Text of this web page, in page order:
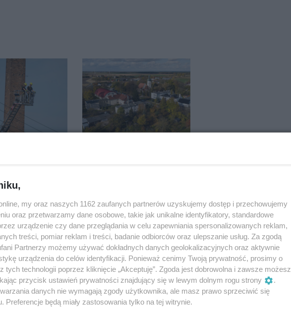
była
noga
go 3 tys. zł.
punktów
Ciężarówka zderzyła się
z kombajnem. Na
miejscu lądował
śmigłowiec LPR
my oraz naszych 1162 zaufanych partnerów uzyskujemy dostęp i przechowujemy
oraz przetwarzamy dane osobowe, takie jak unikalne identyfikatory, standardowe
urządzenie czy dane przeglądania w celu zapewniania spersonalizowanych reklam,
treści, pomiar reklam i treści, badanie odbiorców oraz ulepszanie usług. Za zgodą
Partnerzy możemy używać dokładnych danych geolokalizacyjnych oraz aktywnie
urządzenia do celów identyfikacji. Ponieważ cenimy Twoją prywatność, prosimy o
tych technologii poprzez kliknięcie „Akceptuję”. Zgoda jest dobrowolna i zawsze możesz
przycisk ustawień prywatności znajdujący się w lewym dolnym rogu strony
.
danych nie wymagają zgody użytkownika, ale masz prawo sprzeciwić się
Preferencje będą miały zastosowania tylko na tej witrynie.